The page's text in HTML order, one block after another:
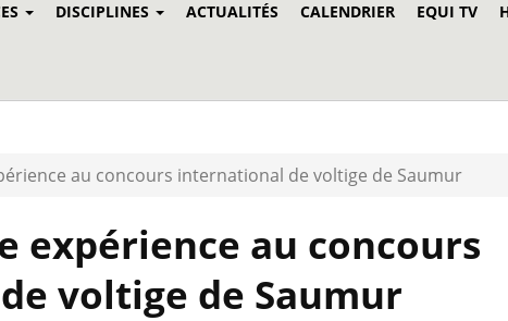
DISCIPLINES ACTUALITÉS CALENDRIER EQUI TV
au concours international de voltige de Saumur
expérience au concours
voltige de Saumur